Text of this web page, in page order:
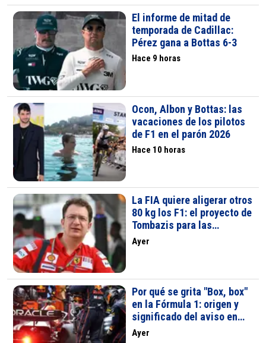
El informe de mitad de
temporada de Cadillac:
Pérez gana a Bottas 6-3
Hace 9 horas
Ocon, Albon y Bottas: las
vacaciones de los pilotos
de F1 en el parón 2026
Hace 10 horas
La FIA quiere aligerar otros
80 kg los F1: el proyecto de
Tombazis para las
próximas temporadas
Ayer
Por qué se grita "Box, box"
en la Fórmula 1: origen y
significado del aviso en
boxes
Ayer